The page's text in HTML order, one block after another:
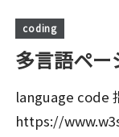
coding
多言語ペー
language code
https://